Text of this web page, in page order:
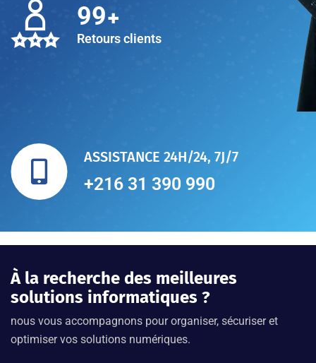
100
Retours clients
ASSISTANCE 24H/24, 7J/7
+216 31 390 990
À la recherche des meilleures
solutions informatiques ?
nous vous accompagnons pour organiser, sécuriser et
optimiser vos solutions numériques.